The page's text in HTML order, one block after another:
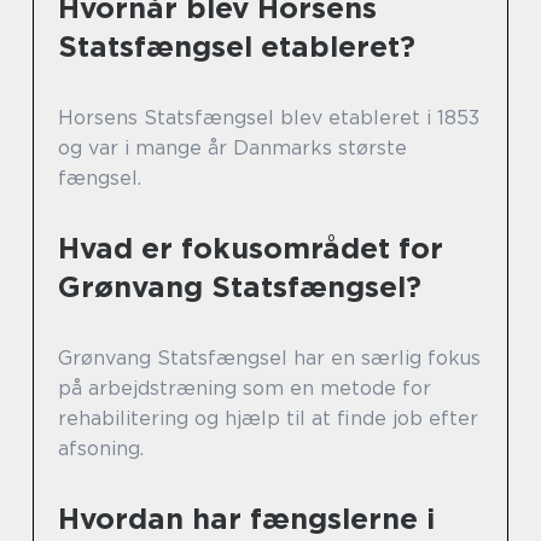
Hvornår blev Horsens
Statsfængsel etableret?
Horsens Statsfængsel blev etableret i 1853
og var i mange år Danmarks største
fængsel.
Hvad er fokusområdet for
Grønvang Statsfængsel?
Grønvang Statsfængsel har en særlig fokus
på arbejdstræning som en metode for
rehabilitering og hjælp til at finde job efter
afsoning.
Hvordan har fængslerne i